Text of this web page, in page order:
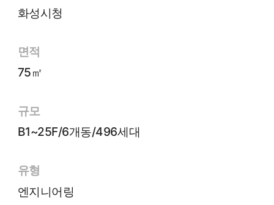
화성시청
면적
75㎡
규모
B1~25F/6개동/496세대
유형
엔지니어링